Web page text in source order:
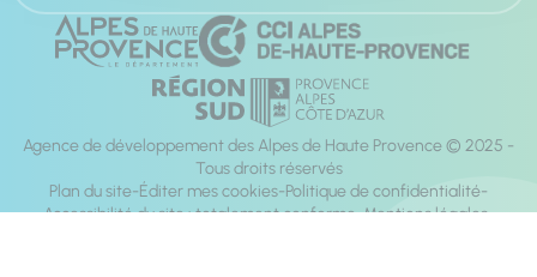
Agence de développement des Alpes de Haute Provence © 2025 -
Tous droits réservés
Plan du site Éditer mes cookies Politique de confidentialité
Accessibilité du site : totalement conforme Mentions légales